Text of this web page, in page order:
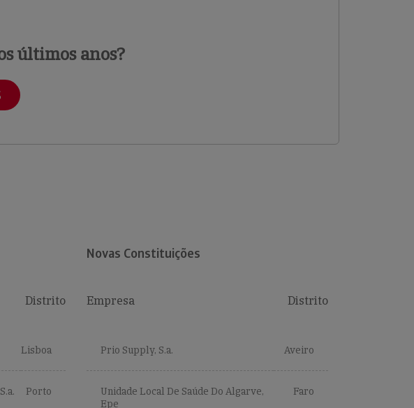
últimos anos?
Distrito
Lisboa
Porto
Novas Constituições
Empresa Distrito
Prio Supply, S.a. Aveiro
Unidade Local De Saúde Do Algarve,
Epe
Faro